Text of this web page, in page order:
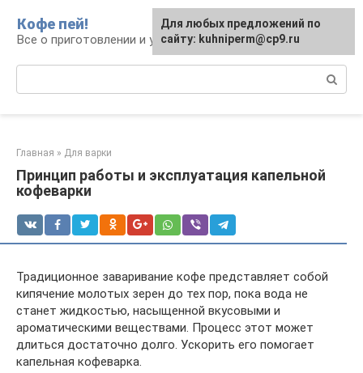
контенту
Кофе пей!
Все о приготовлении и употреблении кофе
Главная » Для варки
Принцип работы и эксплуатация капельной
кофеварки
Традиционное заваривание кофе представляет собой
кипячение молотых зерен до тех пор, пока вода не
станет жидкостью, насыщенной вкусовыми и
ароматическими веществами. Процесс этот может
длиться достаточно долго. Ускорить его помогает
капельная кофеварка.
Для любых предложений по
сайту: kuhniperm@cp9.ru